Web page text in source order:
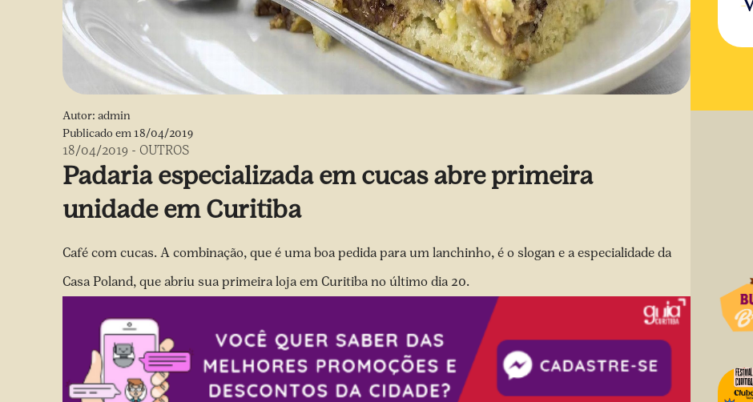
Autor: admin
Publicado em18/04/2019
18/04/2019 - OUTROS
Padaria especializada em cucas abre primeira
unidade em Curitiba
Café com cucas. A combinação, que é uma boa pedida para um lanchinho, é o slogan e a especialidade da
Casa Poland, que abriu sua primeira loja em Curitiba no último dia 20.